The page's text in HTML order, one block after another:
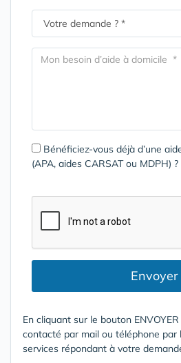
Bénéficiez-vous déjà d’une
(APA, aides CARSAT ou MDPH) ?
Envoyer
En cliquant sur le bouton
contacté par mail ou téléphone par
services répondant à votre